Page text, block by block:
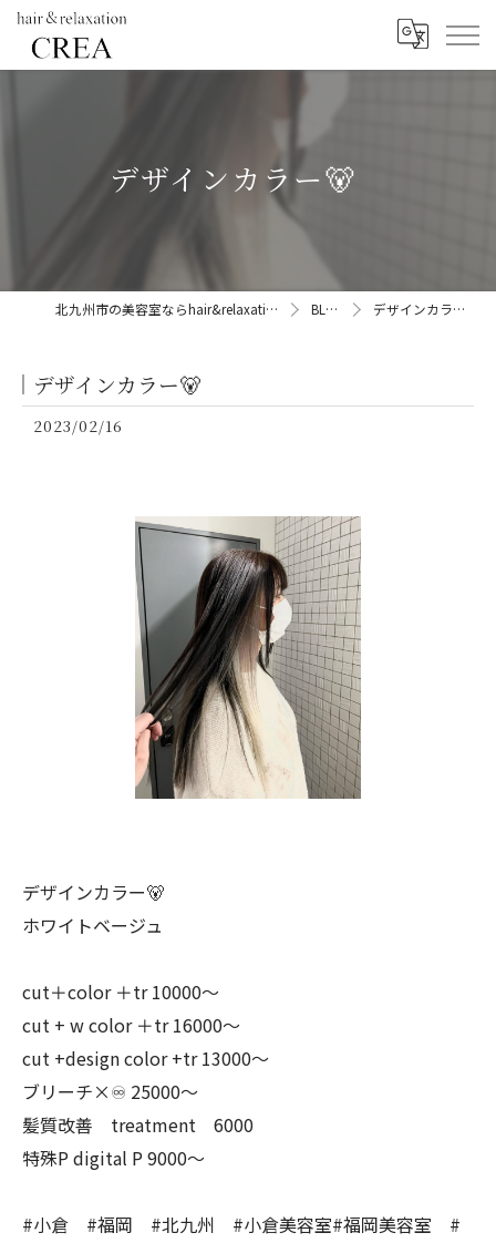
デザインカラー🐻
北九州市の美容室ならhair&relaxation CREA BLOG デザインカラー🐻
デザインカラー🐻
2023/02/16
デザインカラー🐻
ホワイトベージュ
cut＋color ＋tr 10000〜
cut + w color ＋tr 16000〜
cut +design color +tr 13000〜
ブリーチ×♾ 25000〜
髪質改善 treatment 6000
特殊P digital P 9000〜
#小倉 #福岡 #北九州 #小倉美容室#福岡美容室 #